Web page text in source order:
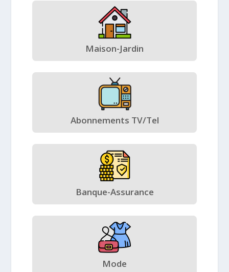
Maison-Jardin
Abonnements TV/Tel
Banque-Assurance
Mode